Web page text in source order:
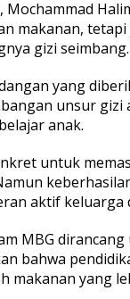
Mochammad
makanan,
gizi seimbang.
yang
unsur gizi
anak.
untuk
aktif keluarga
MBG
bahwa
makanan yang